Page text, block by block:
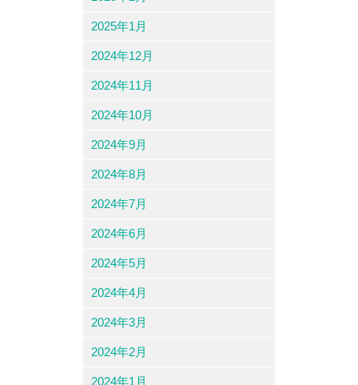
2025年1月
2024年12月
2024年11月
2024年10月
2024年9月
2024年8月
2024年7月
2024年6月
2024年5月
2024年4月
2024年3月
2024年2月
2024年1月